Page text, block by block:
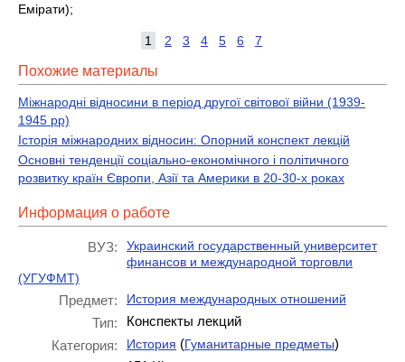
Емірати);
1 2 3 4 5 6 7
Похожие материалы
Міжнародні відносини в період другої світової війни (1939-
1945 рр)
Історія міжнародних відносин: Опорний конспект лекцій
Основні тенденції соціально-економічного і політичного
розвитку країн Європи, Азії та Америки в 20-30-х роках
Информация о работе
ВУЗ:
Украинский государственный университет
финансов и международной торговли
(УГУФМТ)
Предмет: История международных отношений
Тип:
Конспекты лекций
Категория:
История (Гуманитарные предметы)